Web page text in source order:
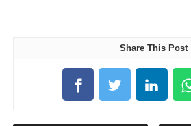
Share This Post